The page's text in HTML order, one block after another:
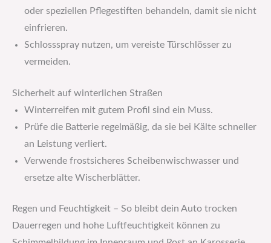
oder speziellen Pflegestiften behandeln, damit sie nicht
einfrieren.
Schlossspray nutzen, um vereiste Türschlösser zu
vermeiden.
Sicherheit auf winterlichen Straßen
Winterreifen mit gutem Profil sind ein Muss.
Prüfe die Batterie regelmäßig, da sie bei Kälte schneller
an Leistung verliert.
Verwende frostsicheres Scheibenwischwasser und
ersetze alte Wischerblätter.
Regen und Feuchtigkeit – So bleibt dein Auto trocken
Dauerregen und hohe Luftfeuchtigkeit können zu